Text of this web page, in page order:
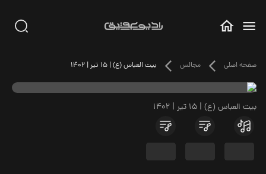
صفحه اصلی مجالس بیت العباس (ع) | 15 تیر | 1402
بیت العباس (ع) | 15 تیر | 1402